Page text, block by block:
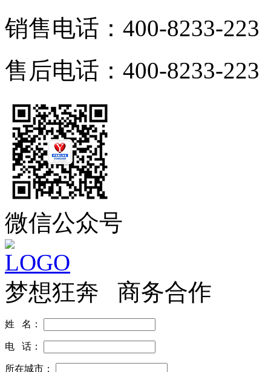
销售电话：400-8233-223
售后电话：400-8233-223
微信公众号
梦想狂奔 商务合作
姓 名：
电 话：
所在城市：